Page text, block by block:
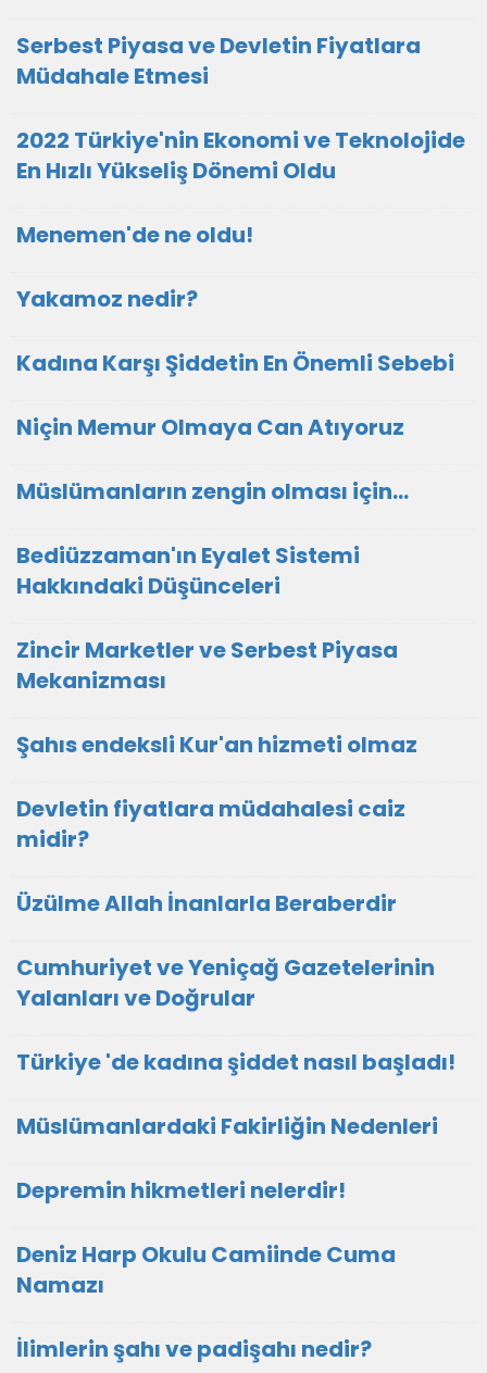
Serbest Piyasa ve Devletin Fiyatlara
Müdahale Etmesi
2022 Türkiye'nin Ekonomi ve Teknolojide
En Hızlı Yükseliş Dönemi Oldu
Menemen'de ne oldu!
Yakamoz nedir?
Kadına Karşı Şiddetin En Önemli Sebebi
Niçin Memur Olmaya Can Atıyoruz
Müslümanların zengin olması için...
Bediüzzaman'ın Eyalet Sistemi
Hakkındaki Düşünceleri
Zincir Marketler ve Serbest Piyasa
Mekanizması
Şahıs endeksli Kur'an hizmeti olmaz
Devletin fiyatlara müdahalesi caiz
midir?
Üzülme Allah İnanlarla Beraberdir
Cumhuriyet ve Yeniçağ Gazetelerinin
Yalanları ve Doğrular
Türkiye 'de kadına şiddet nasıl başladı!
Müslümanlardaki Fakirliğin Nedenleri
Depremin hikmetleri nelerdir!
Deniz Harp Okulu Camiinde Cuma
Namazı
İlimlerin şahı ve padişahı nedir?